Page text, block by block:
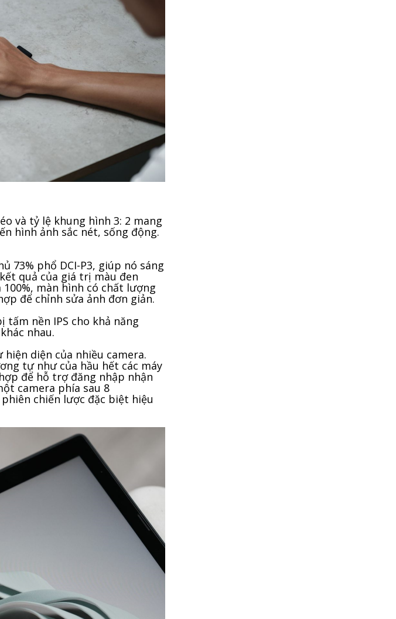
và tỷ lệ khung hình 3: 2 mang
hình ảnh sắc nét, sống động.
73% phổ DCI-P3, giúp nó sáng
quả của giá trị màu đen
màn hình có chất lượng
để chỉnh sửa ảnh đơn giản.
tấm nền IPS cho khả năng
nhau.
diện của nhiều camera.
tự như của hầu hết các máy
để hỗ trợ đăng nhập nhận
camera phía sau 8
chiến lược đặc biệt hiệu